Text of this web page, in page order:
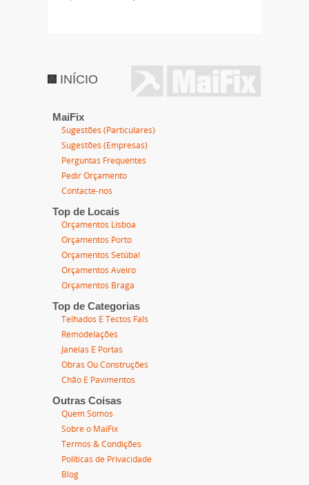
INÍCIO
MaiFix
Sugestões (Particulares)
Sugestões (Empresas)
Perguntas Frequentes
Pedir Orçamento
Contacte-nos
Top de Locais
Orçamentos Lisboa
Orçamentos Porto
Orçamentos Setúbal
Orçamentos Aveiro
Orçamentos Braga
Top de Categorias
Telhados E Tectos Fals
Remodelações
Janelas E Portas
Obras Ou Construções
Chão E Pavimentos
Outras Coisas
Quem Somos
Sobre o MaiFix
Termos & Condições
Políticas de Privacidade
Blog